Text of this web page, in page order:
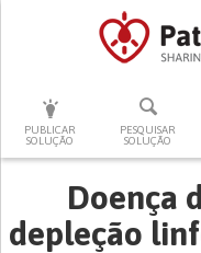
PUBLICAR
SOLUÇÃO
PESQUISAR
SOLUÇÃO
Doença
depleção